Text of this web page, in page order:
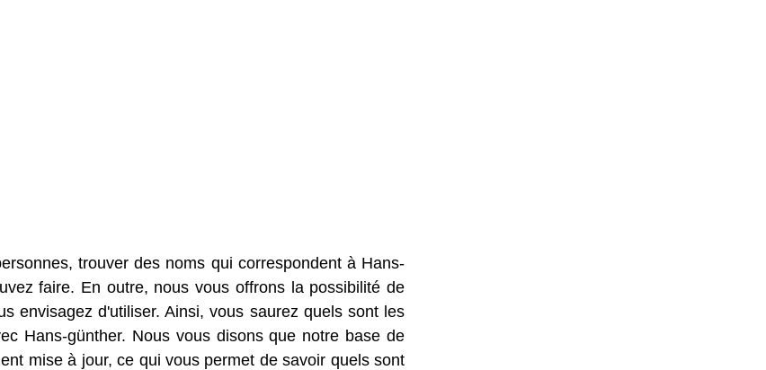
trouver des noms qui correspondent à Hans-
faire. En outre, nous vous offrons la possibilité de
envisagez d'utiliser. Ainsi, vous saurez quels sont les
Hans-günther. Nous vous disons que notre base de
mise à jour, ce qui vous permet de savoir quels sont